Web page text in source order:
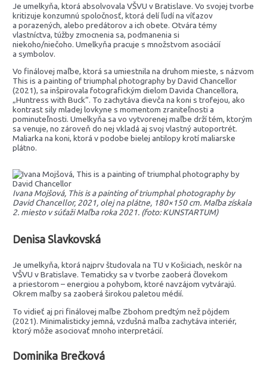
Je umelkyňa, ktorá absolvovala VŠVU v Bratislave. Vo svojej tvorbe
kritizuje konzumnú spoločnosť, ktorá delí ľudí na víťazov
a porazených, alebo predátorov a ich obete. Otvára témy
vlastníctva, túžby zmocnenia sa, podmanenia si
niekoho/niečoho. Umelkyňa pracuje s množstvom asociácií
a symbolov.
Vo finálovej maľbe, ktorá sa umiestnila na druhom mieste, s názvom
This is a painting of triumphal photography by David Chancellor
(2021), sa inšpirovala fotografickým dielom Davida Chancellora,
„Huntress with Buck“. To zachytáva dievča na koni s trofejou, ako
kontrast sily mladej lovkyne s momentom zraniteľnosti a
pominuteľnosti. Umelkyňa sa vo vytvorenej maľbe drží tém, ktorým
sa venuje, no zároveň do nej vkladá aj svoj vlastný autoportrét.
Maliarka na koni, ktorá v podobe bielej antilopy krotí maliarske
plátno.
Ivana Mojšová, This is a painting of triumphal photography by
David Chancellor, 2021, olej na plátne, 180×150 cm. Maľba získala
2. miesto v súťaži Maľba roka 2021. (foto: KUNSTARTUM)
Denisa Slavkovská
Je umelkyňa, ktorá najprv študovala na TU v Košiciach, neskôr na
VŠVU v Bratislave. Tematicky sa v tvorbe zaoberá človekom
a priestorom – energiou a pohybom, ktoré navzájom vytvárajú.
Okrem maľby sa zaoberá širokou paletou médií.
To vidieť aj pri finálovej maľbe Zbohom predtým než pôjdem
(2021). Minimalisticky jemná, vzdušná maľba zachytáva interiér,
ktorý môže asociovať mnoho interpretácií.
Dominika Brečková